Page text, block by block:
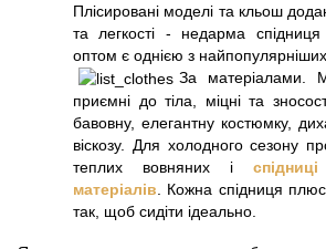
Плісировані моделі та кльош
та легкості - недарма
оптом є однією з найпопулярніших
За матеріалами.
приємні до тіла, міцні та
бавовну, елегантну костюмку,
віскозу. Для холодного сезону
теплих вовняних і
матеріалів . Кожна спідниця
так, щоб сидіти ідеально.